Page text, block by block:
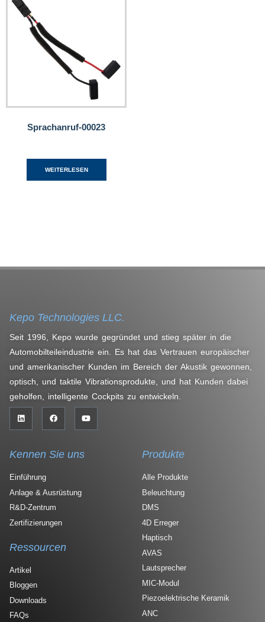
Sprachanruf-00023
WEITERLESEN
Kepo Technologies LLC.
Seit 1996, Kepo wurde gegründet und stieg später in die
Automobilteileindustrie ein. Es hat das Vertrauen europäischer
und amerikanischer Kunden im Bereich der Akustik gewonnen,
optisch, und taktile Vibrationsprodukte, und hat Kunden dabei
geholfen, intelligente Cockpits zu entwickeln.
Kennen Sie uns
Einführung
Anlage & Ausrüstung
R&D-Zentrum
Zertifizierungen
Produkte
Alle Produkte
Beleuchtung
DMS
4D Erreger
Haptisch
AVAS
Lautsprecher
MIC-Modul
Piezoelektrische Keramik
ANC
Ressourcen
Artikel
Bloggen
Downloads
FAQs